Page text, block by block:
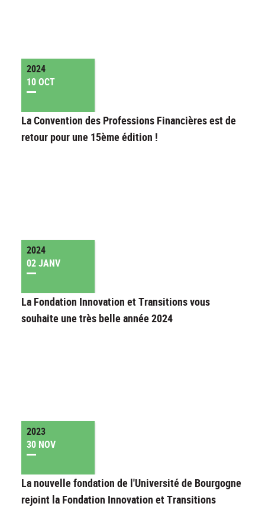
2024
10 OCT
La Convention des Professions Financières est de
retour pour une 15ème édition !
2024
02 JANV
La Fondation Innovation et Transitions vous
souhaite une très belle année 2024
2023
30 NOV
La nouvelle fondation de l'Université de Bourgogne
rejoint la Fondation Innovation et Transitions